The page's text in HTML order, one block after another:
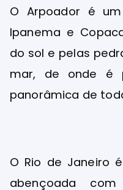
O Arpoador é
Ipanema e
do sol e pelas
mar, de onde é
panorâmica de
O Rio de Janeiro
abençoada